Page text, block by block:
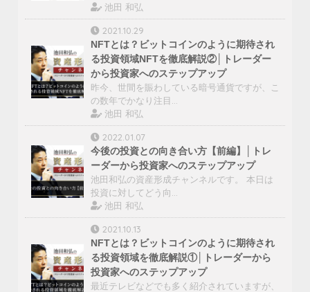
池田 和弘
2021.10.29
NFTとは？ビットコインのように期待され
る投資領域NFTを徹底解説②│トレーダー
から投資家へのステップアップ
昨今、世間を賑わしている暗号通貨ですが、こ
の数年でかなり注目…
池田 和弘
2022.01.07
今後の投資との向き合い方【前編】│トレ
ーダーから投資家へのステップアップ
池田和弘の資産形成チャンネルです。 本日は
投資に対してどう向…
池田 和弘
2021.10.13
NFTとは？ビットコインのように期待され
る投資領域を徹底解説①│トレーダーから
投資家へのステップアップ
最近テレビなどでも多く紹介されていますが、